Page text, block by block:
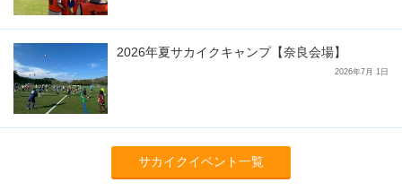
2026年夏サカイクキャンプ【奈良会場】
2026年7月 1日
サカイクイベント一覧